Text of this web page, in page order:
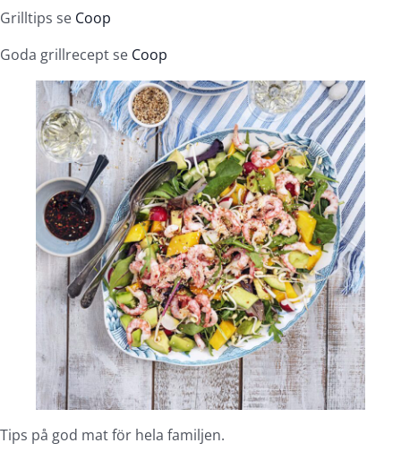
Grilltips se Coop
Goda grillrecept se Coop
Tips på god mat för hela familjen.